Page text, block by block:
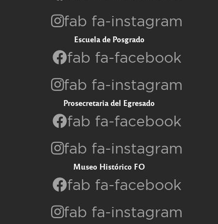
fab fa-instagram
Escuela de Posgrado
fab fa-facebook
fab fa-instagram
Prosecretaria del Egresado
fab fa-facebook
fab fa-instagram
Museo Histórico FO
fab fa-facebook
fab fa-instagram